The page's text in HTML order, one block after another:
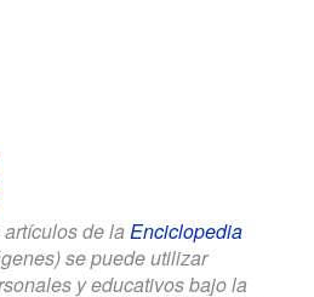
de la Enciclopedia
se puede utilizar
y educativos bajo la